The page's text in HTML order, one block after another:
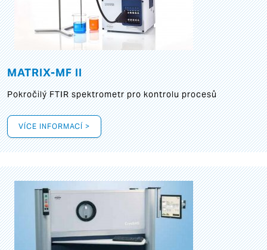
MATRIX-MF II
Pokročilý FTIR spektrometr pro kontrolu procesů
VÍCE INFORMACÍ >